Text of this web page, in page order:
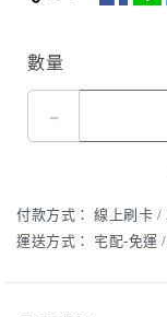
數量
-
付款方式： 線上刷卡 /
運送方式：
宅配-免運